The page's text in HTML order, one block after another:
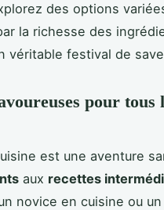
des options
la richesse des
véritable festival de
pour tous
est une aventure
aux recettes
novice en cuisine ou